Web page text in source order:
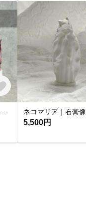
ネコマリア｜石膏像
5,500円